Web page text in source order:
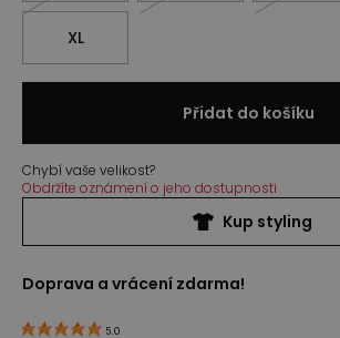
XL
Přidat do košíku
Chybí vaše velikost?
Obdržíte oznámení o jeho dostupnosti
Kup styling
Doprava a vrácení zdarma!
5.0